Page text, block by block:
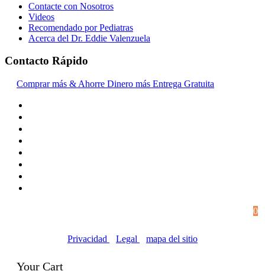
Contacte con Nosotros
Videos
Recomendado por Pediatras
Acerca del Dr. Eddie Valenzuela
Contacto Rápido
Comprar más & Ahorre Dinero más Entrega Gratuita
Privacidad
Legal mapa del sitio
0
Your Cart